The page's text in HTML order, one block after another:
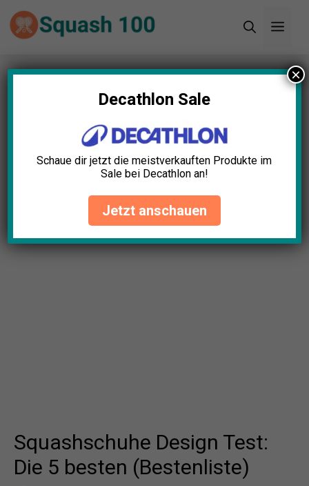
Zum
Inhalt
Startseite»Blog»Squashschuhe Design Test:
Die 5 besten (Bestenliste)
Squashschuhe Design Test:
Die 5 besten (Bestenliste)
Decathlon Sale
Schaue dir jetzt die meistverkauften Produkte im
Sale bei Decathlon an!
Jetzt anschauen
×